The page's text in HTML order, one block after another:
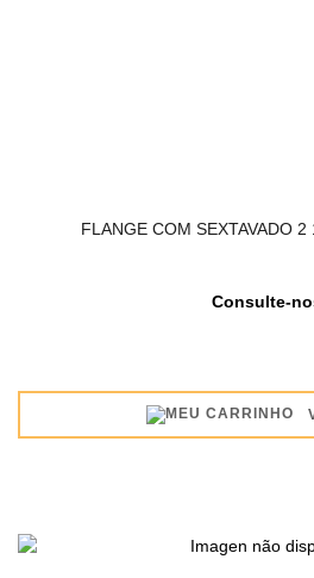
FLANGE COM SEXTAVADO 2
Consulte-